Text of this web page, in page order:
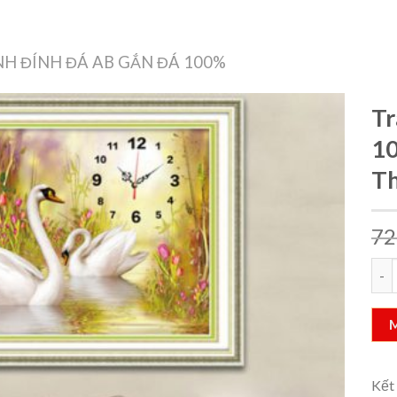
ĐÍNH ĐÁ AB GẮN ĐÁ 100%
Kết